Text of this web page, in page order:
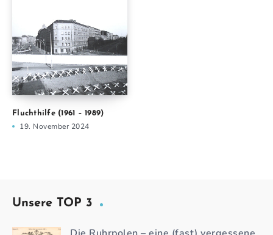
Fluchthilfe (1961 – 1989)
19. November 2024
Unsere TOP 3